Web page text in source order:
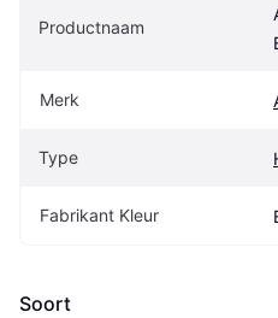
Productnaam
Merk
Type
Fabrikant Kleur
Soort